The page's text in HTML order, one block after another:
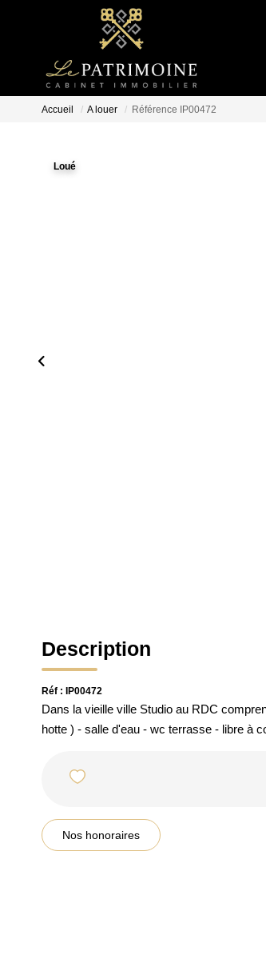
Accueil A louer Référence IP00472
Loué
Description
Réf : IP00472
Dans la vieille ville Studio au RDC
hotte ) - salle d'eau - wc terrasse - libre à
Nos honoraires